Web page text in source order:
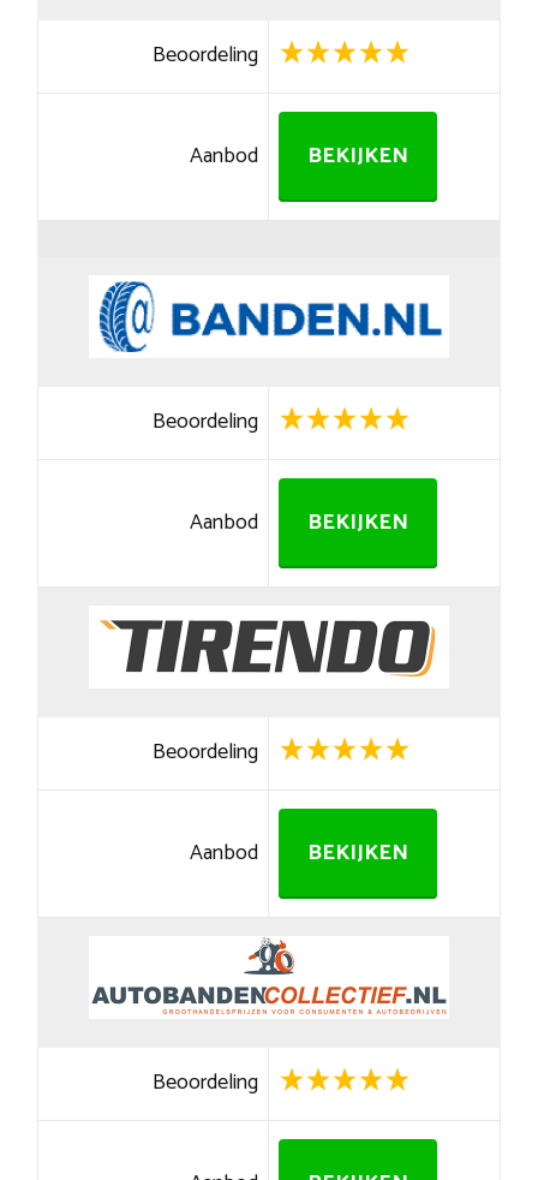
Beoordeling
Aanbod BEKIJKEN
Beoordeling
Aanbod BEKIJKEN
Beoordeling
Aanbod BEKIJKEN
Beoordeling